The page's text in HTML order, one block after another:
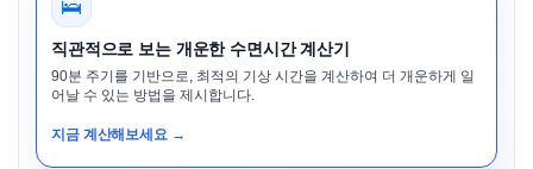
🛌
직관적으로 보는 개운한 수면시간 계산기
90분 주기를 기반으로, 최적의 기상 시간을 계산하여 더 개운하게 일
어날 수 있는 방법을 제시합니다.
지금 계산해보세요 →